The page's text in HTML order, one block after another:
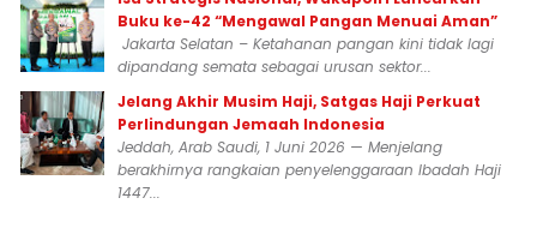
Buku ke-42 “Mengawal Pangan Menuai Aman”
Jakarta Selatan – Ketahanan pangan kini tidak lagi
dipandang semata sebagai urusan sektor...
Jelang Akhir Musim Haji, Satgas Haji Perkuat
Perlindungan Jemaah Indonesia
Jeddah, Arab Saudi, 1 Juni 2026 — Menjelang
berakhirnya rangkaian penyelenggaraan Ibadah Haji
1447...